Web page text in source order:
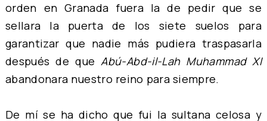
orden en Granada fuera la de pedir que se
sellara la puerta de los siete suelos para
garantizar que nadie más pudiera traspasarla
después de queAbú-Abd-il-Lah Muhammad XI
abandonara nuestro reino para siempre.
De mí se ha dicho que fui la sultana celosa y